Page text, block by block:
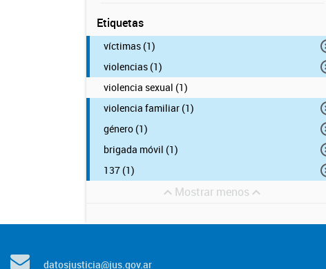
Etiquetas
víctimas (1)
violencias (1)
violencia sexual (1)
violencia familiar (1)
género (1)
brigada móvil (1)
137 (1)
Mostrar menos
datosjusticia@jus.gov.ar